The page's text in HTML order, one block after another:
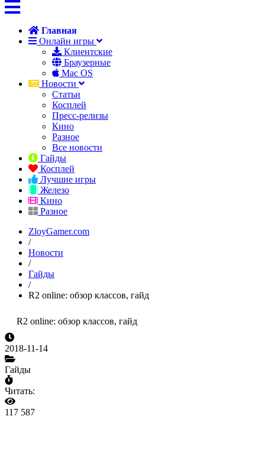
Главная
Онлайн игры
Клиентские
Браузерные
Mac OS
Новости
Статьи
Косплей
Пресс-релизы
Кино
Разное
Все новости
Гайды
Косплей
Лучшие игры
Железо
Кино
Разное
ZloyGamer.com
/
Новости
/
Гайды
/
R2 online: обзор классов, гайд
R2 online: обзор классов, гайд
2018-11-14
Гайды
Читать:
117 587